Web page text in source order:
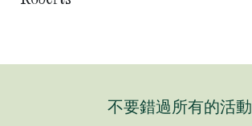
不要錯過所有的活動